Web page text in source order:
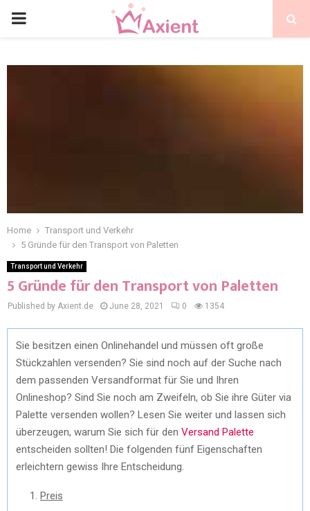
Home
Transport und Verkehr
5 Gründe für den Transport von Paletten
Transport und Verkehr
5 Gründe für den Transport von Paletten
Published by Axient.de June 28, 2021 0 1354
Sie besitzen einen Onlinehandel und müssen oft große
Stückzahlen versenden? Sie sind noch auf der Suche nach
dem passenden Versandformat für Sie und Ihren
Onlineshop? Sind Sie noch am Zweifeln, ob Sie ihre Güter via
Palette versenden wollen? Lesen Sie weiter und lassen sich
überzeugen, warum Sie sich für den Versand Palette
entscheiden sollten! Die folgenden fünf Eigenschaften
erleichtern gewiss Ihre Entscheidung.
Preis